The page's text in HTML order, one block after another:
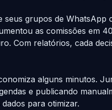
grupos de
as comissões em
Com relatórios, cada
alguns minutos.
e publicando
para otimizar.